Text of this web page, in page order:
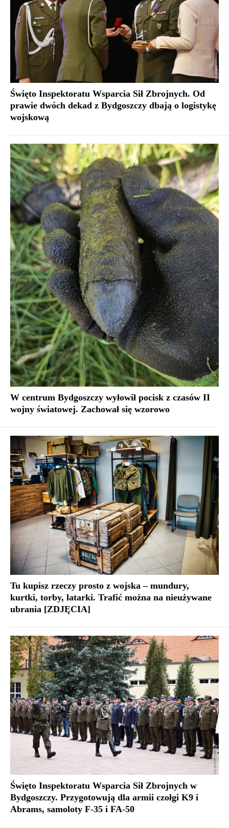
Święto Inspektoratu Wsparcia Sił Zbrojnych. Od
prawie dwóch dekad z Bydgoszczy dbają o logistykę
wojskową
W centrum Bydgoszczy wyłowił pocisk z czasów II
wojny światowej. Zachował się wzorowo
Tu kupisz rzeczy prosto z wojska – mundury,
kurtki, torby, latarki. Trafić można na nieużywane
ubrania [ZDJĘCIA]
Święto Inspektoratu Wsparcia Sił Zbrojnych w
Bydgoszczy. Przygotowują dla armii czołgi K9 i
Abrams, samoloty F-35 i FA-50